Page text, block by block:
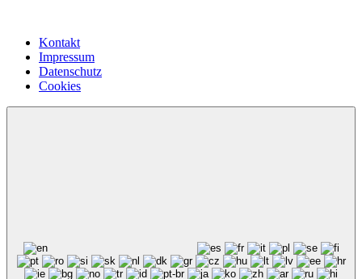
Kontakt
Impressum
Datenschutz
Cookies